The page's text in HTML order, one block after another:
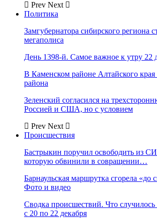
Prev Next
Политика
Замгубернатора сибирского региона
мегаполиса
День 1398-й. Самое важное к утру 22
В Каменском районе Алтайского края
района
Зеленский согласился на
Россией и США, но с условием
Prev Next
Происшествия
Бастрыкин поручил освободить из
которую обвинили в совращении…
Барнаульская маршрутка сгорела «до
Фото и видео
Сводка происшествий. Что
с 20 по 22 декабря